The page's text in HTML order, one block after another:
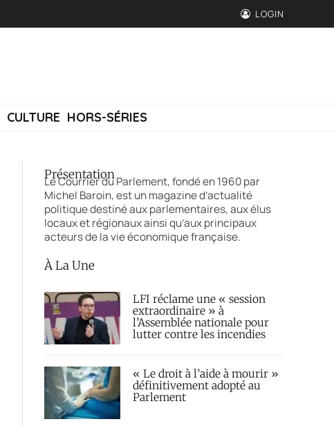
LOGIN
CULTURE HORS-SÉRIES
Présentation
Le Courrier du Parlement, fondé en 1960 par
Michel Baroin, est un magazine d’actualité
politique destiné aux parlementaires, aux élus
locaux et régionaux ainsi qu’aux principaux
acteurs de la vie économique française.
À La Une
LFI réclame une « session
extraordinaire » à
l’Assemblée nationale pour
lutter contre les incendies
« Le droit à l’aide à mourir »
définitivement adopté au
Parlement